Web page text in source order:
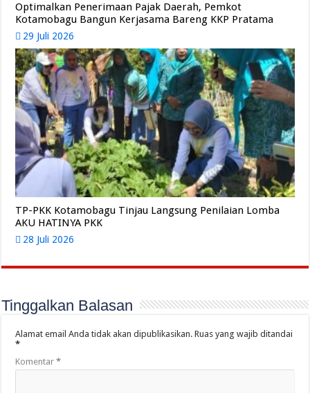
Optimalkan Penerimaan Pajak Daerah, Pemkot
Kotamobagu Bangun Kerjasama Bareng KKP Pratama
29 Juli 2026
TP-PKK Kotamobagu Tinjau Langsung Penilaian Lomba
AKU HATINYA PKK
28 Juli 2026
Tinggalkan Balasan
Alamat email Anda tidak akan dipublikasikan. Ruas yang wajib ditandai
*
Komentar*